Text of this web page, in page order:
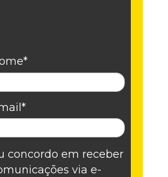
concordo em receber
via e-